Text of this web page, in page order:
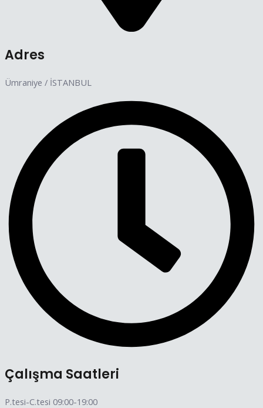
Adres
Ümraniye / İSTANBUL
Çalışma Saatleri
P.tesi-C.tesi 09:00-19:00